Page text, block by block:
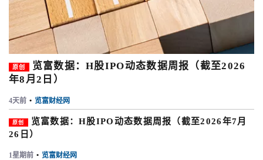
原创
览富数据：H股IPO动态数据周报（截至2026
年8月2日）
4天前 • 览富财经网
原创
览富数据：H股IPO动态数据周报（截至2026年7月
26日）
1星期前 • 览富财经网